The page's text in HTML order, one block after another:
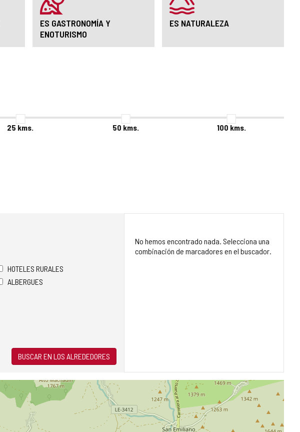
ES GASTRONOMÍA Y
ENOTURISMO
ES NATURALEZA
25 kms. 50 kms. 100 kms.
HOTELES RURALES
ALBERGUES
BUSCAR EN LOS ALREDEDORES
No hemos encontrado nada. Selecciona una
combinación de marcadores en el buscador.